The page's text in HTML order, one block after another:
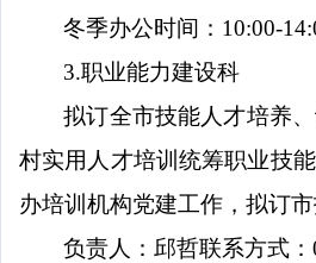
冬季办公时间： 10:00-
3.职业能力建设科
拟订全市技能人才培养
村实用人才培训统筹职业技
办培训机构党建工作，拟订
负责人：邱哲联系方式：